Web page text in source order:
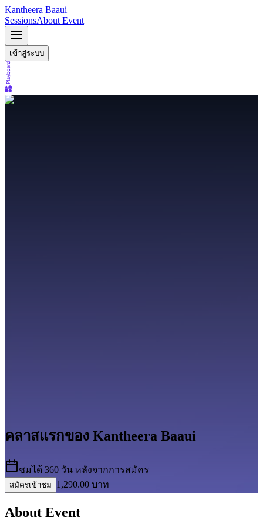
Kantheera Baaui
SessionsAbout Event
เข้าสู่ระบบ
คลาสแรกของ Kantheera Baaui
ชมได้ 360 วัน หลังจากการสมัคร
สมัครเข้าชม 1,290.00 บาท
About Event